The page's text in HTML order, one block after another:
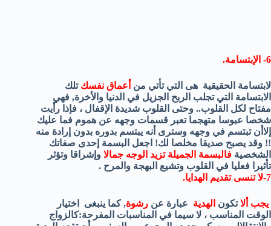
6- الإبتسامة.
لابتسامة الحقيقية هى التي تأتي من أعماق نفسك تلك
الابتسامة التي تجلب الربح الجزيل في الدنيا والأخرة, فهي
مفتاح لكل القلوب.. وحتى القلوب شديدة الإقفال ، فإذا رأيت
شخصا عبوسا متهجما تعبر قسمات وجهه عن هموم فما عليك
إلاأن تبتسم في وجهه وسترى أنه يبتسم بدوره بدون إرادة منه
!! وقد يصبح صديقا مخلصا لك! اجعل البسمة إحدى صفاتك
الشخصية فالبسمة الجميلة تزيد الوجه جمالا وإشراقا وتؤثر
تأثيرا فعليا في القلوب وتشيع البهجة والمرح .
7-لا تنسى تقديم الهدايا.
يجب ألاتكون الهدية عبارة عن رشوة, كما ينبغى اختيار
الوقت المناسب ، لا سيما في المناسبات المفرحة:كالزواج